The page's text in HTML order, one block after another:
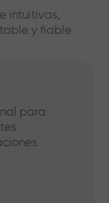
intuitivas,
y fiable
para